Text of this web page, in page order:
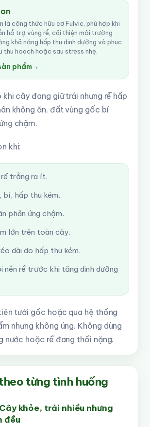
là công thức hữu cơ Fulvic, phù hợp khi
hỗ trợ vùng rễ, cải thiện môi trường
khả năng hấp thu dinh dưỡng và phục
thu hoạch hoặc sau stress nhẹ.
phẩm→
khi cây đang giữ trái nhưng rễ hấp
không ăn, đất vùng gốc bí
chậm.
khi:
rễ trắng ra ít.
hấp thu kém.
phản ứng chậm.
lớn trên toàn cây.
dài do hấp thu kém.
nền rễ trước khi tăng dinh dưỡng
tưới gốc hoặc qua hệ thống
nhưng không úng. Không dùng
nước hoặc rễ đang thối nặng.
từng tình huống
khỏe, trái nhiều nhưng
đều